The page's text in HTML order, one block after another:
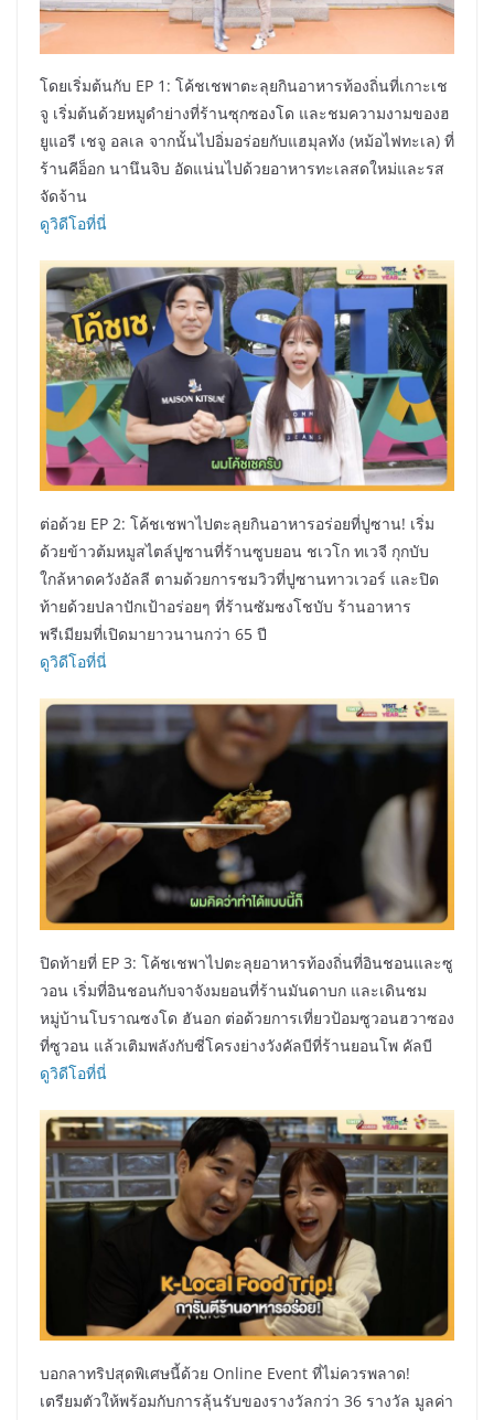
โดยเริ่มต้นกับ EP 1: โค้ชเชพาตะลุยกินอาหารท้องถิ่นที่เกาะเช
จู เริ่มต้นด้วยหมูดำย่างที่ร้านซุกซองโด และชมความงามของฮ
ยูแอรี เชจู อลเล จากนั้นไปอิ่มอร่อยกับแฮมุลทัง (หม้อไฟทะเล) ที่
ร้านคีอ็อก นานึนจิบ อัดแน่นไปด้วยอาหารทะเลสดใหม่และรส
จัดจ้าน
ดูวิดีโอที่นี่
ต่อด้วย EP 2: โค้ชเชพาไปตะลุยกินอาหารอร่อยที่ปูซาน! เริ่ม
ด้วยข้าวต้มหมูสไตล์ปูซานที่ร้านซูบยอน ชเวโก ทเวจี กุกบับ
ใกล้หาดควังอัลลี ตามด้วยการชมวิวที่ปูซานทาวเวอร์ และปิด
ท้ายด้วยปลาปักเป้าอร่อยๆ ที่ร้านซัมซงโชบับ ร้านอาหาร
พรีเมียมที่เปิดมายาวนานกว่า 65 ปี
ดูวิดีโอที่นี่
ปิดท้ายที่ EP 3: โค้ชเชพาไปตะลุยอาหารท้องถิ่นที่อินชอนและซู
วอน เริ่มที่อินชอนกับจาจังมยอนที่ร้านมันดาบก และเดินชม
หมู่บ้านโบราณซงโด ฮันอก ต่อด้วยการเที่ยวป้อมซูวอนฮวาซอง
ที่ซูวอน แล้วเติมพลังกับซี่โครงย่างวังคัลบีที่ร้านยอนโพ คัลบี
ดูวิดีโอที่นี่
บอกลาทริปสุดพิเศษนี้ด้วย Online Event ที่ไม่ควรพลาด!
เตรียมตัวให้พร้อมกับการลุ้นรับของรางวัลกว่า 36 รางวัล มูลค่า